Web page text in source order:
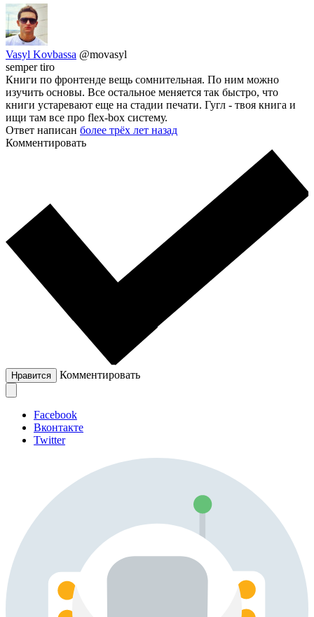
Vasyl Kovbassa @movasyl
semper tiro
Книги по фронтенде вещь сомнительная. По ним можно
изучить основы. Все остальное меняется так быстро, что
книги устаревают еще на стадии печати. Гугл - твоя книга и
ищи там все про flex-box систему.
Ответ написан более трёх лет назад
Комментировать
Нравится Комментировать
Facebook
Вконтакте
Twitter